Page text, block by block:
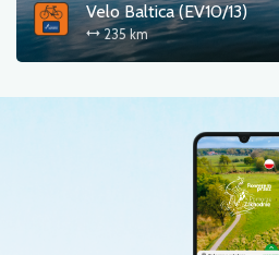
Velo Baltica (EV10/13)
235 km